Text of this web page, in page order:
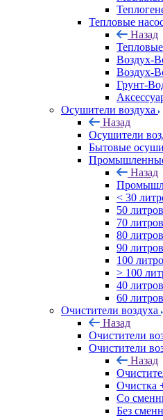
Тепловые
Назад
Воздух-
Воздух-
Грунт-
Осушители воздуха
Назад
Осушители
Бытовые
Назад
< 30
50 литров
70 литров
80 литров
90 литров
100
> 100
40 литров
60 литров
Очистители воздуха
Назад
Очистители
Очистители
Назад
Очистка
Cо
Без